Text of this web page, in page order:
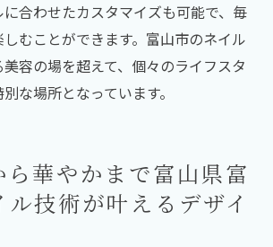
合わせたカスタマイズも可能で、毎
むことができます。富山市のネイル
容の場を超えて、個々のライフスタ
な場所となっています。
ら華やかまで富山県富
ル技術が叶えるデザイ